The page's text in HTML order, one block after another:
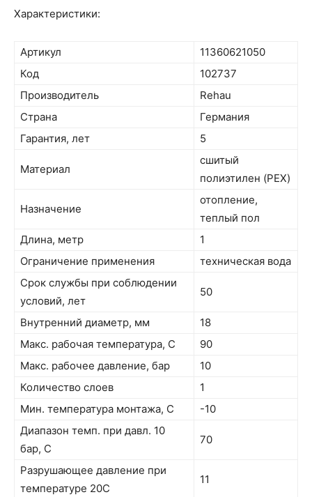
Характеристики:
Артикул
11360621050
Код
102737
Производитель
Rehau
Страна
Германия
Гарантия, лет
5
Материал
сшитый
полиэтилен (PEX)
Назначение
отопление,
теплый пол
Длина, метр
1
Ограничение применения
техническая вода
Срок службы при соблюдении
условий, лет
50
Внутренний диаметр, мм
18
Макс. рабочая температура, C
90
Макс. рабочее давление, бар
10
Количество слоев
1
Мин. температура монтажа, C
-10
Диапазон темп. при давл. 10
бар, C
70
Разрушающее давление при
температуре 20С
11